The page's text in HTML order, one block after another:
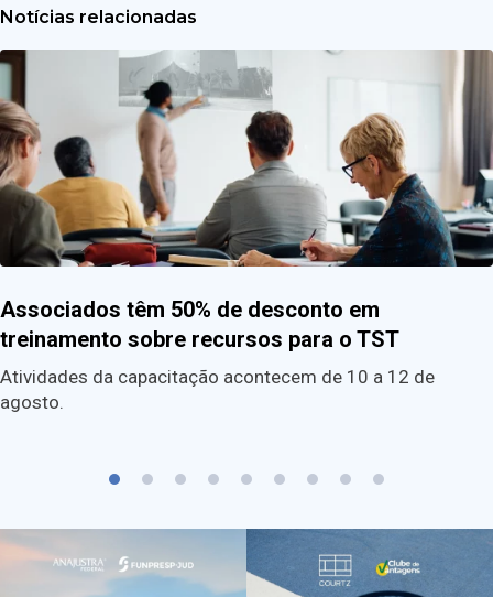
Notícias relacionadas
Associados têm 50% de desconto em
treinamento sobre recursos para o TST
Atividades da capacitação acontecem de 10 a 12 de
agosto.